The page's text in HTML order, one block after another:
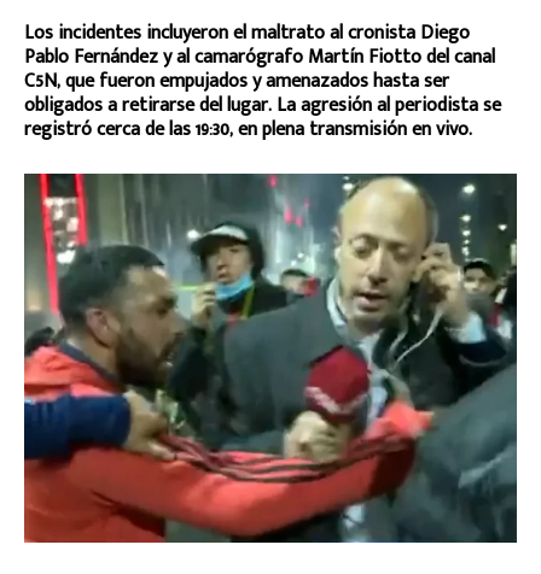
Los incidentes incluyeron el maltrato al cronista Diego
Pablo Fernández y al camarógrafo Martín Fiotto del canal
C5N, que fueron empujados y amenazados hasta ser
obligados a retirarse del lugar. La agresión al periodista se
registró cerca de las 19:30, en plena transmisión en vivo.